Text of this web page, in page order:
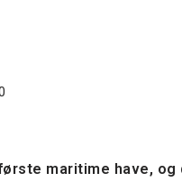
maritime have,